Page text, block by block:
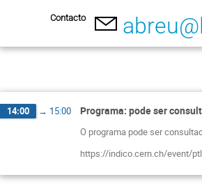
Contacto
14:00 → 15:00 Programa: pode ser
O programa pode ser
https://indico.cern.ch/event/